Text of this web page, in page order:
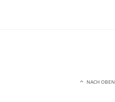
NACH OBEN